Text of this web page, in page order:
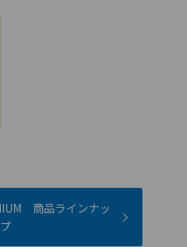
商品ラインナッ
プ